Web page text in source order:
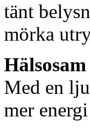
tänt
mörka
Hälsosam
Med en
mer